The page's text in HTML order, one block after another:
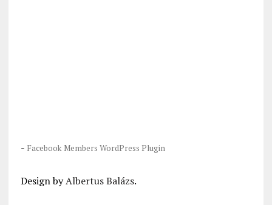
- Facebook Members WordPress Plugin
Design byAlbertus Balázs.